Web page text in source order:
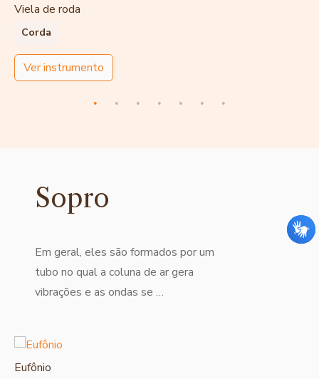
Viela de roda
Corda
Ver instrumento
Sopro
Em geral, eles são formados por um
tubo no qual a coluna de ar gera
vibrações e as ondas se …
Eufônio